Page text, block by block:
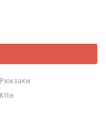
Рюкзаки
Kite